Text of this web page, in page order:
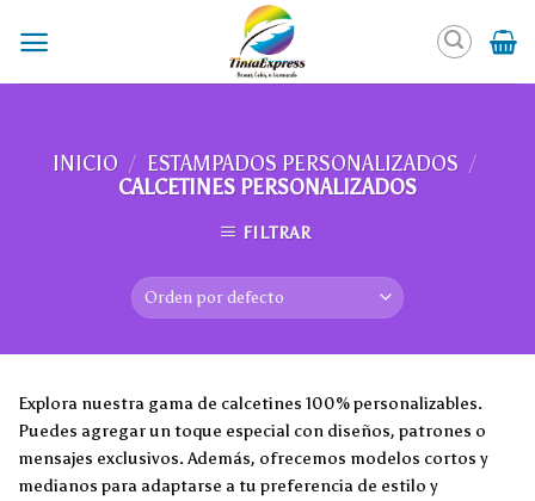
INICIO / ESTAMPADOS PERSONALIZADOS /
CALCETINES PERSONALIZADOS
FILTRAR
Explora nuestra gama de calcetines 100% personalizables.
Puedes agregar un toque especial con diseños, patrones o
mensajes exclusivos. Además, ofrecemos modelos cortos y
medianos para adaptarse a tu preferencia de estilo y